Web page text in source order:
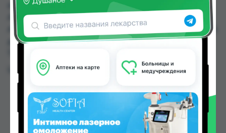
заказать в аптеках, Абубакри Карим, Авиценна,
АЗИЗ ВАКО , Алишер-К, Аптека + 24/7, Аптека
Алфавит, Аптека оптовый 24 по цене от 77.30 TJS
до 116.50 TJS в Душанбе и других городах
Цена: от77.30 TJS